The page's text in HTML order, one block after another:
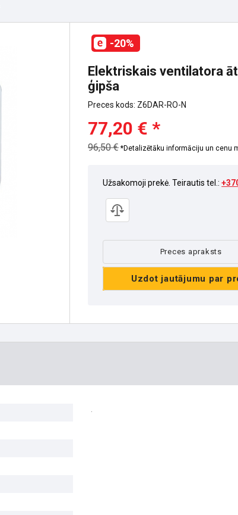
-20%
Elektriskais ventilatora
ģipša
Preces kods: Z6DAR-RO-N
77,20 € *
96,50 € *Detalizētāku informāciju un cenu
Užsakomoji prekė. Teirautis tel.:
Preces apraksts
Uzdot jautājumu par